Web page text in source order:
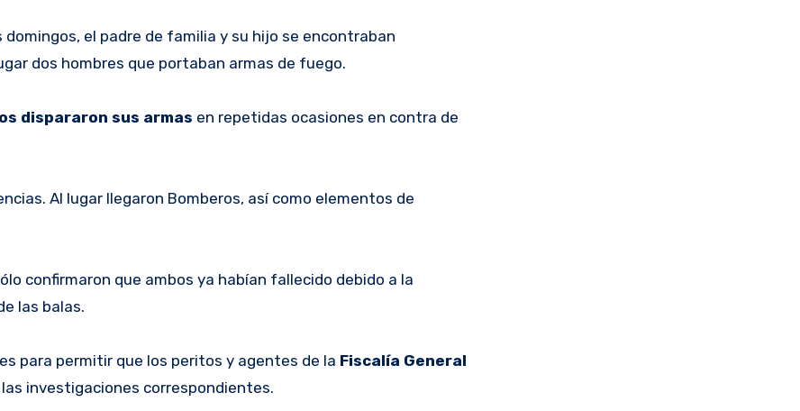
el padre de familia y su hijo se encontraban
dos hombres que portaban armas de fuego.
dispararon sus armas en repetidas ocasiones en contra de
Al lugar llegaron Bomberos, así como elementos de
confirmaron que ambos ya habían fallecido debido a la
las balas.
para permitir que los peritos y agentes de la Fiscalía General
investigaciones correspondientes.